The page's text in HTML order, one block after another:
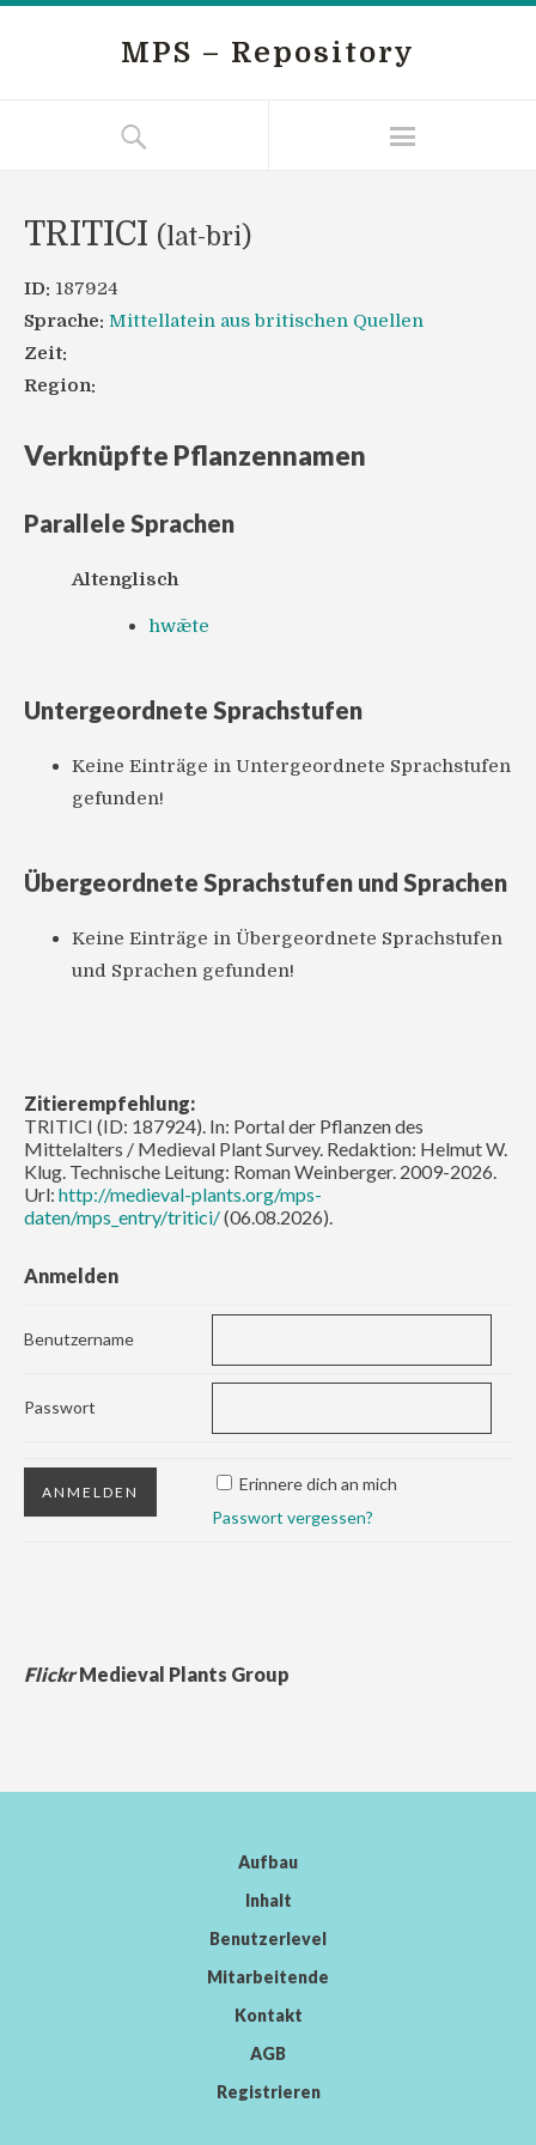
MPS – Repository
TRITICI (lat-bri)
ID: 187924
Sprache: Mittellatein aus britischen Quellen
Zeit:
Region:
Verknüpfte Pflanzennamen
Parallele Sprachen
Altenglisch
hwǣte
Untergeordnete Sprachstufen
Keine Einträge in Untergeordnete Sprachstufen
gefunden!
Übergeordnete Sprachstufen und Sprachen
Keine Einträge in Übergeordnete Sprachstufen
und Sprachen gefunden!
Zitierempfehlung:
TRITICI (ID: 187924). In: Portal der Pflanzen des
Mittelalters / Medieval Plant Survey. Redaktion: Helmut W.
Klug. Technische Leitung: Roman Weinberger. 2009-2026.
Url: http://medieval-plants.org/mps-
daten/mps_entry/tritici/(06.08.2026).
Anmelden
Benutzername
Passwort
Erinnere dich an mich
Passwort vergessen?
FlickrMedieval Plants Group
Aufbau
Inhalt
Benutzerlevel
Mitarbeitende
Kontakt
AGB
Registrieren